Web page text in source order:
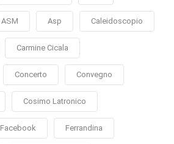
ASM Asp Caleidoscopio
Carmine Cicala
Concerto Convegno
Cosimo Latronico
Facebook Ferrandina